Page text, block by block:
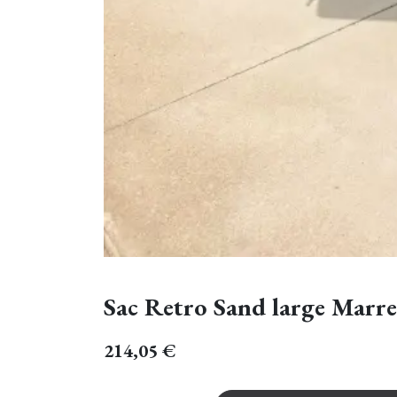
Sac Retro Sand large
214,05 €